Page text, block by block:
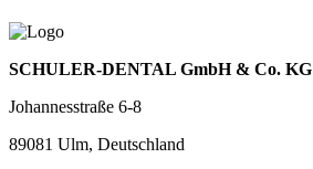
SCHULER-DENTAL GmbH & Co. KG
Johannesstraße 6-8
89081 Ulm, Deutschland